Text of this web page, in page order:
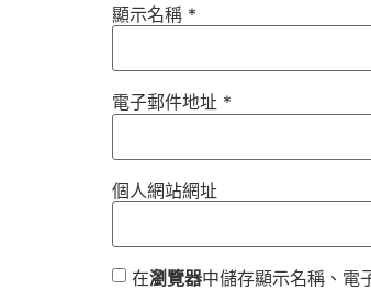
顯示名稱 *
電子郵件地址 *
個人網站網址
在瀏覽器中儲存顯示名稱、電